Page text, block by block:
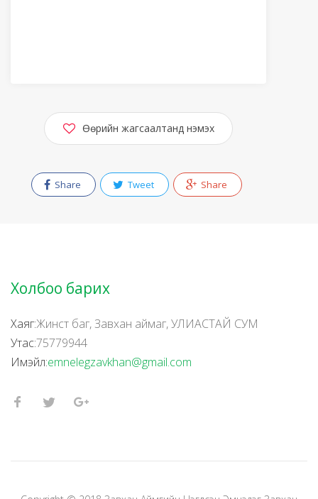
Өөрийн жагсаалтанд нэмэх
Share Tweet Share
Холбоо барих
Хаяг:Жинст баг, Завхан аймаг, УЛИАСТАЙ СУМ
Утас:75779944
Имэйл:emnelegzavkhan@gmail.com